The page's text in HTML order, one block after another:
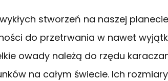
stworzeń na naszej
do przetrwania w nawet
owady należą do rzędu
na całym świecie. Ich